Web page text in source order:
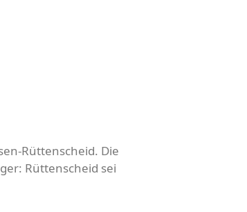
Rüttenscheid. Die
Rüttenscheid sei